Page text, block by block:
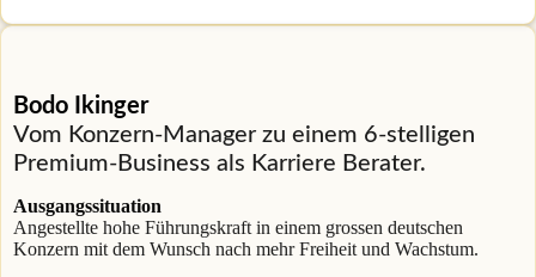
Bodo Ikinger
Vom Konzern-Manager zu einem 6-stelligen
Premium-Business als Karriere Berater.
Ausgangssituation
Angestellte hohe Führungskraft in einem grossen deutschen
Konzern mit dem Wunsch nach mehr Freiheit und Wachstum.